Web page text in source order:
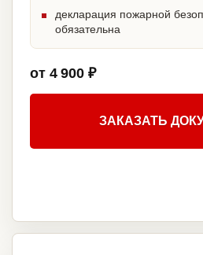
декларация пожарной
обязательна
от 4 900 ₽
ЗАКАЗАТЬ